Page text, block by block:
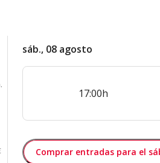
sáb., 08 agosto
17:00h
Comprar entradas para el